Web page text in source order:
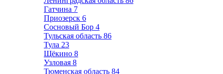
Гатчина 7
Приозерск 6
Сосновый Бор 4
Тульская область 86
Тула 23
Щёкино 8
Узловая 8
Тюменская область 84